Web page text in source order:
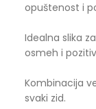
opuštenost i
Idealna slika
osmeh i
Kombinacija
svaki zid.